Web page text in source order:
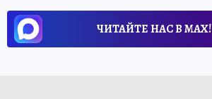
ЧИТАЙТЕ НАС В МАХ!